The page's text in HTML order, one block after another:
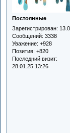
Постоянные
Зарегистрирован:
Сообщений: 3338
Уважение: +928
Позитив: +820
Последний визит:
28.01.25 13:26